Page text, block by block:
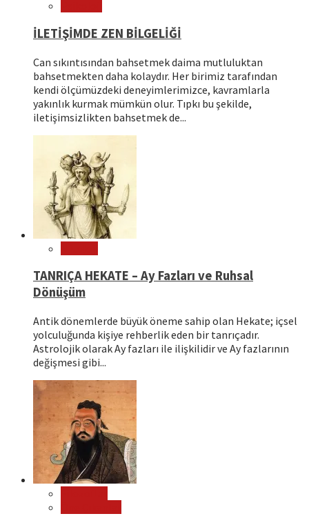
İLETİŞİMDE ZEN BİLGELİĞİ
Can sıkıntısından bahsetmek daima mutluluktan
bahsetmekten daha kolaydır. Her birimiz tarafından
kendi ölçümüzdeki deneyimlerimizce, kavramlarla
yakınlık kurmak mümkün olur. Tıpkı bu şekilde,
iletişimsizlikten bahsetmek de...
TANRIÇA HEKATE – Ay Fazları ve Ruhsal
Dönüşüm
Antik dönemlerde büyük öneme sahip olan Hekate; içsel
yolculuğunda kişiye rehberlik eden bir tanrıçadır.
Astrolojik olarak Ay fazları ile ilişkilidir ve Ay fazlarının
değişmesi gibi...